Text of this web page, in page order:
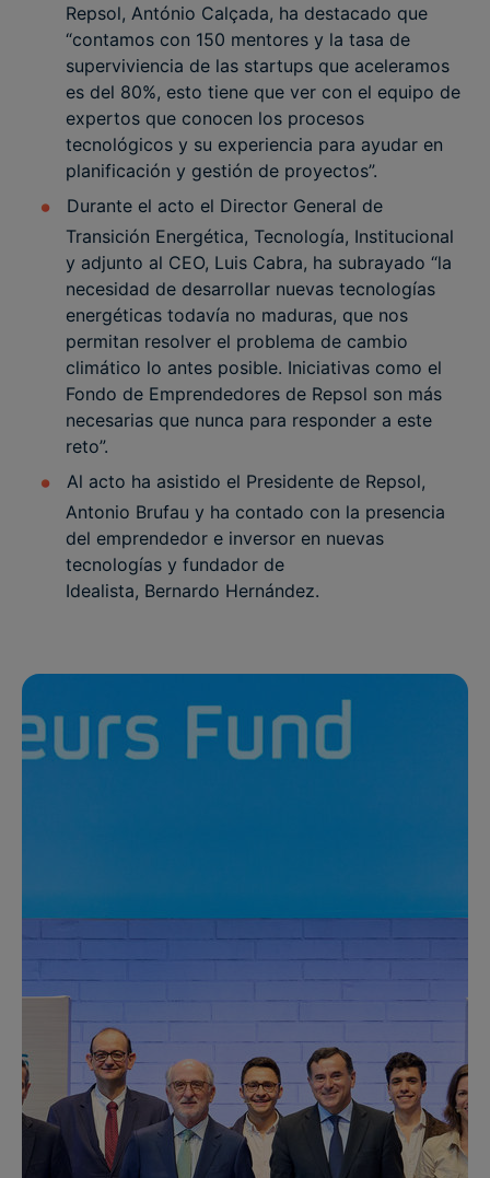
Repsol, António Calçada, ha destacado que
“contamos con 150 mentores y la tasa de
superviviencia de las startups que aceleramos
es del 80%, esto tiene que ver con el equipo de
expertos que conocen los procesos
tecnológicos y su experiencia para ayudar en
planificación y gestión de proyectos”.
Durante el acto el Director General de
Transición Energética, Tecnología, Institucional
y adjunto al CEO, Luis Cabra, ha subrayado “la
necesidad de desarrollar nuevas tecnologías
energéticas todavía no maduras, que nos
permitan resolver el problema de cambio
climático lo antes posible. Iniciativas como el
Fondo de Emprendedores de Repsol son más
necesarias que nunca para responder a este
reto”.
Al acto ha asistido el Presidente de Repsol,
Antonio Brufau y ha contado con la presencia
del emprendedor e inversor en nuevas
tecnologías y fundador de
Idealista, Bernardo Hernández.